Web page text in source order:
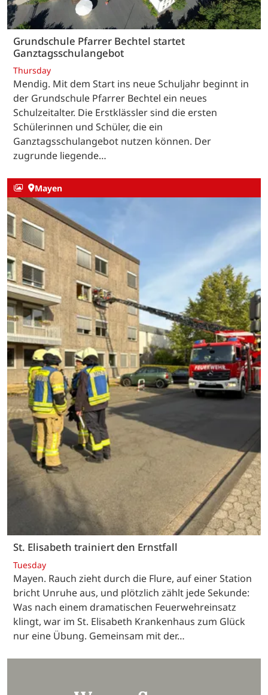
Grundschule Pfarrer Bechtel startet
Ganztagsschulangebot
Thursday
Mendig. Mit dem Start ins neue Schuljahr beginnt in
der Grundschule Pfarrer Bechtel ein neues
Schulzeitalter. Die Erstklässler sind die ersten
Schülerinnen und Schüler, die ein
Ganztagsschulangebot nutzen können. Der
zugrunde liegende…
Mayen
St. Elisabeth trainiert den Ernstfall
Tuesday
Mayen. Rauch zieht durch die Flure, auf einer Station
bricht Unruhe aus, und plötzlich zählt jede Sekunde:
Was nach einem dramatischen Feuerwehreinsatz
klingt, war im St. Elisabeth Krankenhaus zum Glück
nur eine Übung. Gemeinsam mit der…